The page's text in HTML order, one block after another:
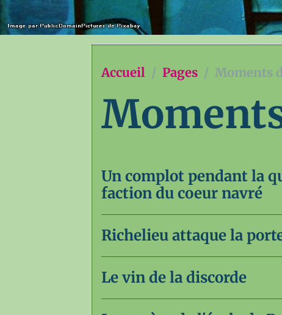
Accueil Pages Moments
Un complot pendant la
faction du coeur navré
Richelieu attaque la
Le vin de la discorde